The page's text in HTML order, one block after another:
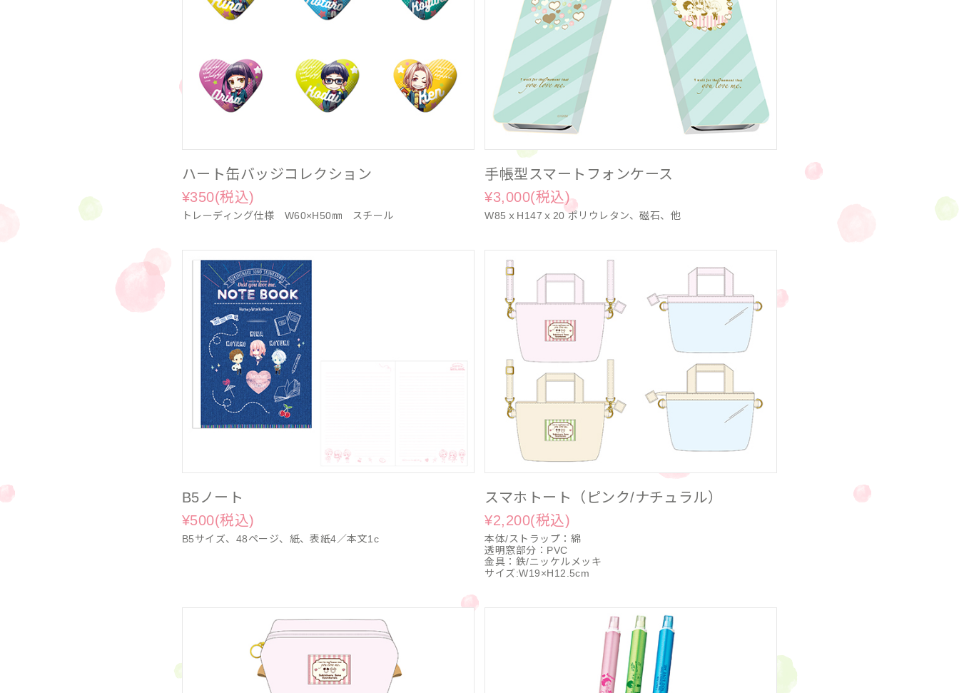
ハート缶バッジコレクション
¥350(税込)
トレーディング仕様 W60×H50㎜ スチール
手帳型スマートフォンケース
¥3,000(税込)
W85ｘH147ｘ20 ポリウレタン、磁石、他
B5ノート
¥500(税込)
B5サイズ、48ページ、紙、表紙4／本文1c
スマホトート（ピンク/ナチュラル）
¥2,200(税込)
本体/ストラップ：綿
透明窓部分：PVC
金具：鉄/ニッケルメッキ
サイズ:W19×H12.5cm